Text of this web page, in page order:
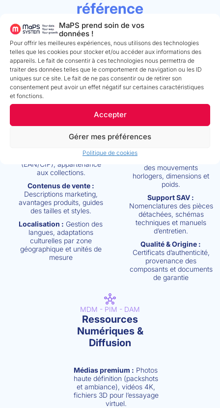
MaPS prend soin de vos
données !
Pour offrir les meilleures expériences, nous utilisons des technologies
telles que les cookies pour stocker et/ou accéder aux informations des
appareils. Le fait de consentir à ces technologies nous permettra de
traiter des données telles que le comportement de navigation ou les ID
uniques sur ce site. Le fait de ne pas consentir ou de retirer son
consentement peut avoir un effet négatif sur certaines caractéristiques
et fonctions.
Accepter
Gérer mes préférences
Politique de cookies
référence
Découvrez les données stratégiques à centraliser et maîtriser
dans le secteur Luxe :
MDM - PIM - DAM
Informations
Produits & Marketing
Identification :Nom du
internes, codes barres
(EAN/CIP), appartenance
aux collections.
Contenus de vente :
Descriptions marketing,
avantages produits, guides
des tailles et styles.
Localisation : Gestion des
langues, adaptations
culturelles par zone
géographique et unités de
mesure
MDM - PIM - DAM
Maintenance
Composition :
des mouvements
horlogers, dimensions et
poids.
Support SAV :
Nomenclatures des pièces
détachées, schémas
techniques et manuels
d’entretien.
Qualité & Origine :
Certificats d’authenticité,
provenance des
composants et documents
de garantie
MDM - PIM - DAM
Ressources
Numériques &
Diffusion
Médias premium : Photos
haute définition (packshots
et ambiance), vidéos 4K,
fichiers 3D pour l’essayage
virtuel.